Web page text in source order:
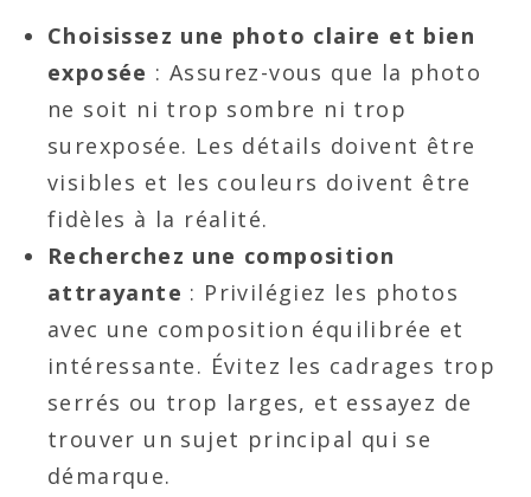
Choisissez une photo claire et bien
exposée : Assurez-vous que la photo
ne soit ni trop sombre ni trop
surexposée. Les détails doivent être
visibles et les couleurs doivent être
fidèles à la réalité.
Recherchez une composition
attrayante : Privilégiez les photos
avec une composition équilibrée et
intéressante. Évitez les cadrages trop
serrés ou trop larges, et essayez de
trouver un sujet principal qui se
démarque.